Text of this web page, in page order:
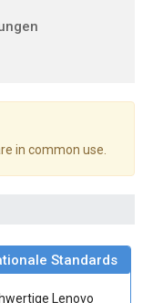
in common use.
Standards
Lenovo